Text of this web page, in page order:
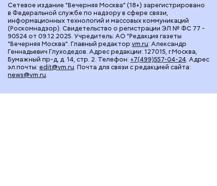
Сетевое издание "Вечерняя Москва" (18+) зарегистрировано
в Федеральной службе по надзору в сфере связи,
информационных технологий и массовых коммуникаций
(Роскомнадзор). Свидетельство о регистрации ЭЛ № ФС 77 -
90524 от 09.12.2025. Учредитель: АО "Редакция газеты
"Вечерняя Москва". Главный редактор vm.ru: Александр
Геннадьевич Глуходедов. Адрес редакции: 127015, г.Москва,
Бумажный пр-д, д. 14, стр. 2. Телефон: +7(499)557-04-24. Адрес
эл.почты: edit@vm.ru. Почта для связи с редакцией сайта:
news@vm.ru.